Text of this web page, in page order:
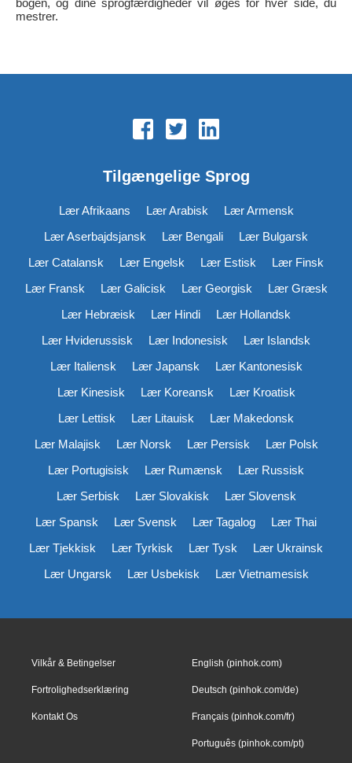
bogen, og dine sprogfærdigheder vil øges for hver side, du
mestrer.
Tilgængelige Sprog
Lær Afrikaans Lær Arabisk
Lær Armensk
Lær Aserbajdsjansk
Lær Bengali
Lær Bulgarsk
Lær Catalansk
Lær Engelsk Lær Estisk
Lær Finsk
Lær Fransk
Lær Galicisk Lær Georgisk
Lær Græsk
Lær Hebræisk
Lær Hindi
Lær Hollandsk
Lær Hviderussisk
Lær Indonesisk
Lær Islandsk
Lær Italiensk
Lær Japansk
Lær Kantonesisk
Lær Kinesisk
Lær Koreansk
Lær Kroatisk
Lær Lettisk
Lær Litauisk
Lær Makedonsk
Lær Malajisk
Lær Norsk Lær Persisk
Lær Polsk
Lær Portugisisk
Lær Rumænsk
Lær Russisk
Lær Serbisk
Lær Slovakisk
Lær Slovensk
Lær Spansk
Lær Svensk Lær Tagalog
Lær Thai
Lær Tjekkisk
Lær Tyrkisk Lær Tysk
Lær Ukrainsk
Lær Ungarsk
Lær Usbekisk Lær Vietnamesisk
Vilkår & Betingelser
Fortrolighedserklæring
Kontakt Os
English (pinhok.com)
Deutsch (pinhok.com/de)
Français (pinhok.com/fr)
Português (pinhok.com/pt)